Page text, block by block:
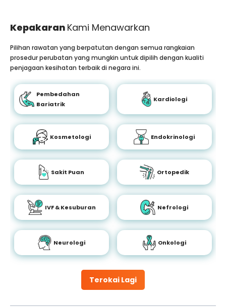
Kepakaran Kami Menawarkan
Terokai Lagi
Pilihan rawatan yang berpatutan dengan semua rangkaian
prosedur perubatan yang mungkin untuk dipilih dengan kualiti
penjagaan kesihatan terbaik di negara ini.
Pembedahan
Bariatrik
Kardiologi
Kosmetologi Endokrinologi
Sakit Puan Ortopedik
IVF & Kesuburan Nefrologi
Neurologi Onkologi